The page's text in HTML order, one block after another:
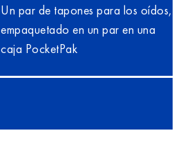
Un par de tapones para los oídos,
empaquetado en un par en una
caja PocketPak